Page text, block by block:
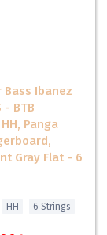
(Medium
Split Phase)
Bass Ibanez
- BTB
Panga
Gray Flat - 6
HH 6 Strings